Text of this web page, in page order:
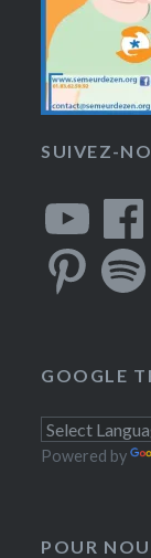
SUIVEZ-
YouTube
PinterestSpotify
GOOGLE
Powered by
POUR